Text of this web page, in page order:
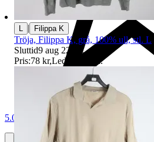
5.0
| Filippa K
Tröja, Filippa K, grå, 100% ull, stl. L
Sluttid9 aug 22:31 .
Pris:78 kr,Ledande bud.